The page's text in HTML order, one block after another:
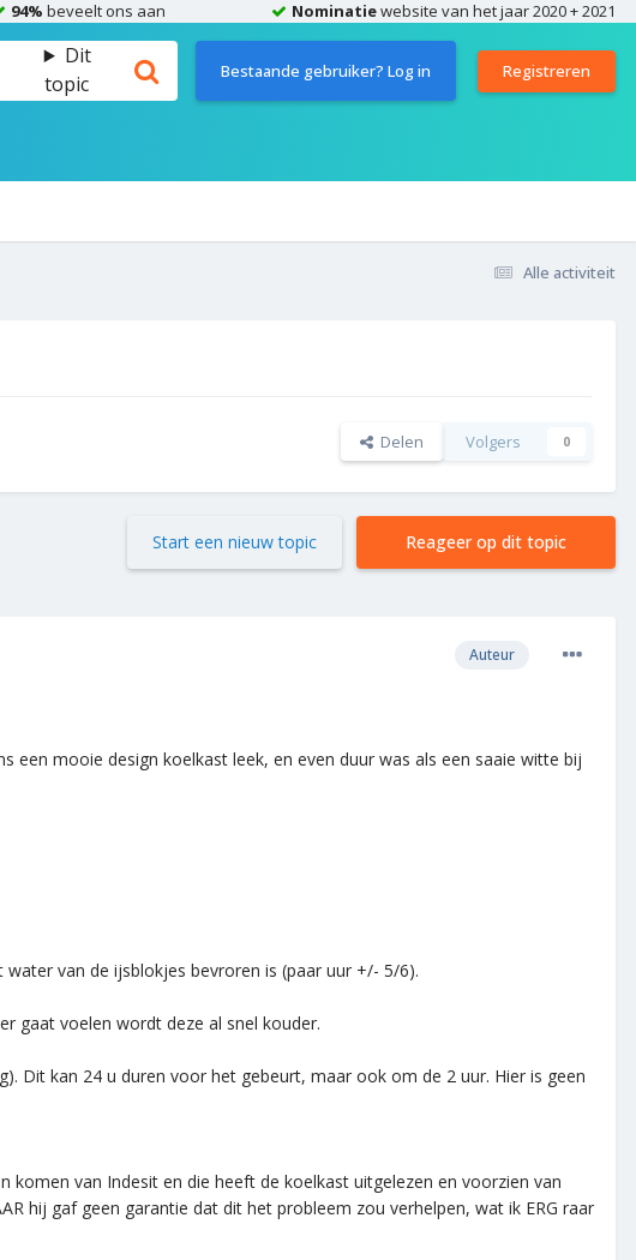
94% beveelt ons aan Nominatiewebsite van het jaar 2020 + 2021
Dit
topic
Bestaande gebruiker? Log in Registreren
Alle activiteit
Delen Volgers 0
Reageer op dit topic
Start een nieuw topic
Auteur
mooie design koelkast leek, en even duur was als een saaie witte bij
van de ijsblokjes bevroren is (paar uur +/- 5/6).
gaat voelen wordt deze al snel kouder.
Dit kan 24 u duren voor het gebeurt, maar ook om de 2 uur. Hier is geen
van Indesit en die heeft de koelkast uitgelezen en voorzien van
hij gaf geen garantie dat dit het probleem zou verhelpen, wat ik ERG raar